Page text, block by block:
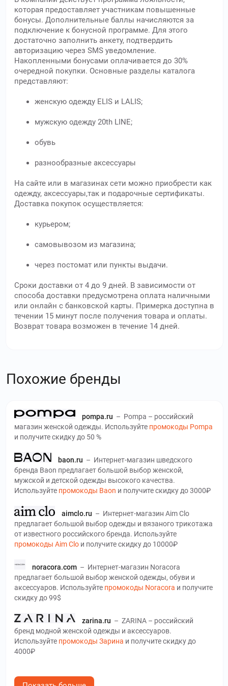
которая предоставляет участникам повышенные
бонусы. Дополнительные баллы начисляются за
подключение к бонусной программе. Для этого
достаточно заполнить анкету, подтвердить
авторизацию через SMS уведомление.
Накопленными бонусами оплачивается до 30%
очередной покупки. Основные разделы каталога
представляют:
женскую одежду ELIS и LALIS;
мужскую одежду 20th LINE;
обувь
разнообразные аксессуары
На сайте или в магазинах сети можно приобрести как
одежду, аксессуары,так и подарочные сертификаты.
Доставка покупок осуществляется:
курьером;
самовывозом из магазина;
через постомат или пункты выдачи.
Сроки доставки от 4 до 9 дней. В зависимости от
способа доставки предусмотрена оплата наличными
или онлайн с банковской карты. Примерка доступна в
течении 15 минут после получения товара и оплаты.
Возврат товара возможен в течение 14 дней.
Похожие бренды
pompa.ru – Pompa – российский
магазин женской одежды. Используйте промокоды Pompa
и получите скидку до 50 %
baon.ru – Интернет-магазин шведского
бренда Baon предлагает большой выбор женской,
мужской и детской одежды высокого качества.
Используйте промокоды Baon и получите скидку до 3000₽
aimclo.ru – Интернет-магазин Aim Clo
предлагает большой выбор одежды и вязаного трикотажа
от известного российского бренда. Используйте
промокоды Aim Clo и получите скидку до 10000₽
noracora.com– Интернет-магазин Noracora
предлагает большой выбор женской одежды, обуви и
аксессуаров. Используйте промокоды Noracora и получите
скидку до 99$
zarina.ru – ZARINA – российский
бренд модной женской одежды и аксессуаров.
Используйте промокоды Зарина и получите скидку до
4000₽
noone.ru–